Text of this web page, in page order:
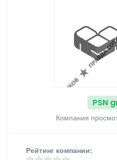
PSN
Компания
Рейтинг компании: